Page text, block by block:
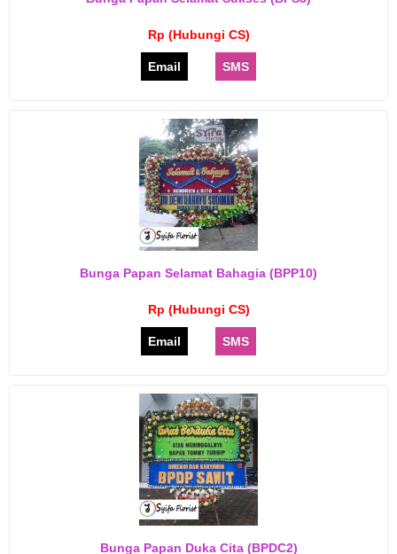
Rp (Hubungi CS)
Email SMS
Bunga Papan Selamat Bahagia (BPP10)
Rp (Hubungi CS)
Email SMS
Bunga Papan Duka Cita (BPDC2)